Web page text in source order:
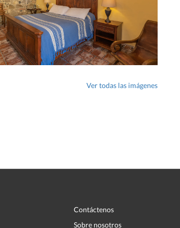
Ver todas las imágenes
Contáctenos
Sobre nosotros